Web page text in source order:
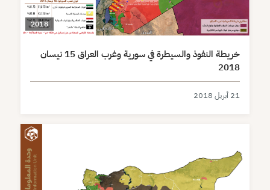
2018
خريطة النفوذ والسيطرة في سورية وغرب العراق 15 نيسان
2018
21 أبريل 2018